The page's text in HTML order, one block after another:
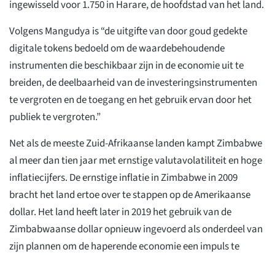
ingewisseld voor 1.750 in Harare, de hoofdstad van het land.
Volgens Mangudya is “de uitgifte van door goud gedekte
digitale tokens bedoeld om de waardebehoudende
instrumenten die beschikbaar zijn in de economie uit te
breiden, de deelbaarheid van de investeringsinstrumenten
te vergroten en de toegang en het gebruik ervan door het
publiek te vergroten.”
Net als de meeste Zuid-Afrikaanse landen kampt Zimbabwe
al meer dan tien jaar met ernstige valutavolatiliteit en hoge
inflatiecijfers. De ernstige inflatie in Zimbabwe in 2009
bracht het land ertoe over te stappen op de Amerikaanse
dollar. Het land heeft later in 2019 het gebruik van de
Zimbabwaanse dollar opnieuw ingevoerd als onderdeel van
zijn plannen om de haperende economie een impuls te